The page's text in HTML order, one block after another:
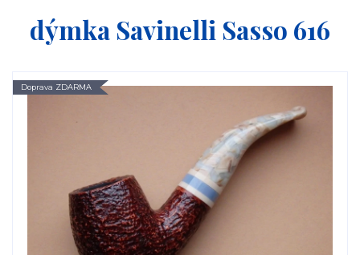
dýmka Savinelli Sasso 616
Doprava ZDARMA